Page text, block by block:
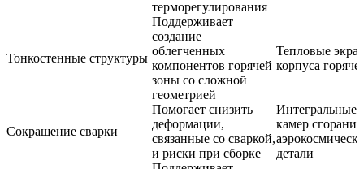
терморегулирования
Тонкостенные структуры
Поддерживает
создание
облегченных
компонентов горячей
зоны со сложной
геометрией
Тепловые
корпуса
Сокращение сварки
Помогает снизить
деформации,
связанные со сваркой,
и риски при сборке
Интегральные
камер
детали